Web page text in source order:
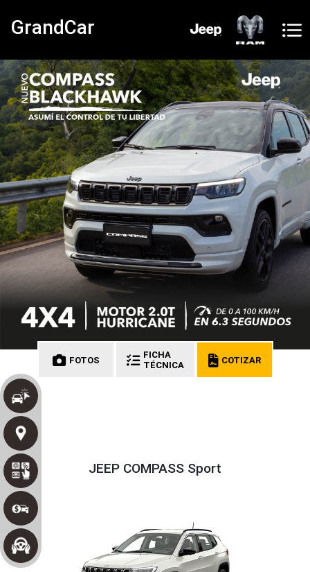
GrandCar
FOTOS
FICHA
TÉCNICA
COTIZAR
JEEP COMPASS Sport